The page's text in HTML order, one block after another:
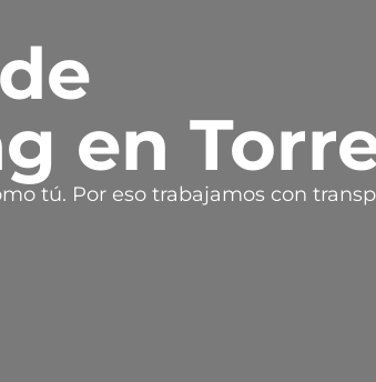
en
tú. Por eso trabajamos con